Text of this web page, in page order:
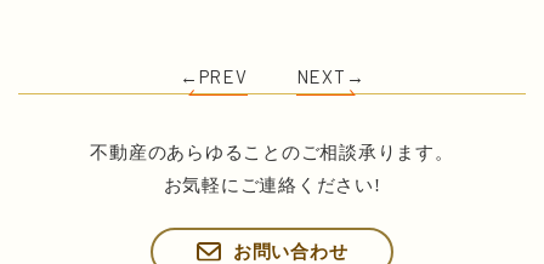
←PREV NEXT→
不動産のあらゆることのご相談承ります。
お気軽にご連絡ください!
お問い合わせ